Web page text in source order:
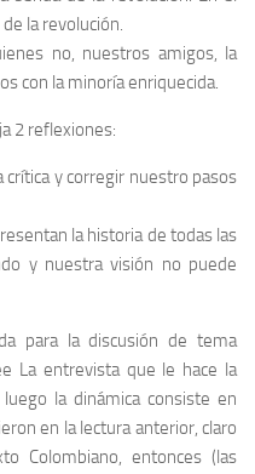
la revolución.
no, nuestros amigos, la
con la minoría enriquecida.
2 reflexiones:
y corregir nuestro pasos
la historia de todas las
y nuestra visión no puede
para la discusión de tema
La entrevista que le hace la
la dinámica consiste en
en la lectura anterior, claro
Colombiano, entonces (las